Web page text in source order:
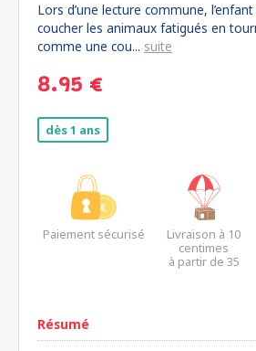
Lors d’une lecture commune,
coucher les animaux fatigués en
comme une cou... suite
8.95 €
dès 1 ans
Paiement sécurisé
Livraison à 10
centimes
à partir de 35
Résumé